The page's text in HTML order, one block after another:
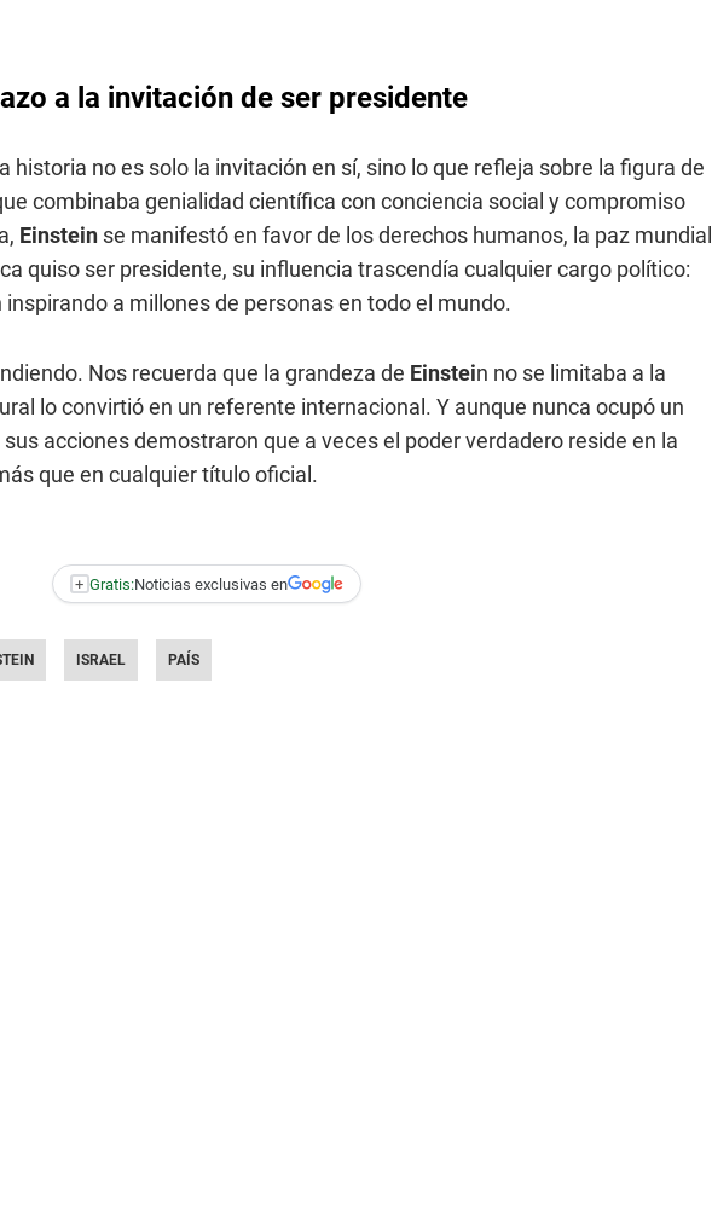
a la invitación de ser presidente
historia no es solo la invitación en sí, sino lo que refleja sobre la figura de
combinaba genialidad científica con conciencia social y compromiso
Einstein se manifestó en favor de los derechos humanos, la paz mundial
quiso ser presidente, su influencia trascendía cualquier cargo político:
a millones de personas en todo el mundo.
Nos recuerda que la grandeza de Einstein no se limitaba a la
lo convirtió en un referente internacional. Y aunque nunca ocupó un
acciones demostraron que a veces el poder verdadero reside en la
que en cualquier título oficial.
+ Gratis:Noticias exclusivas en
ISRAEL PAÍS